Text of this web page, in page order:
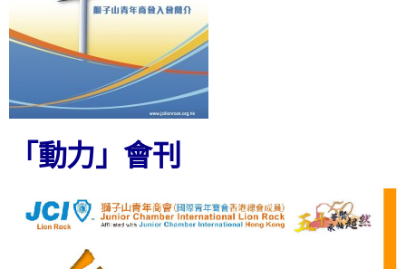
「動力」會刊